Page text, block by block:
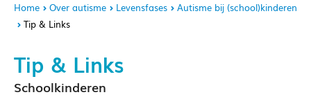
Home Over autisme Levensfases
Autisme bij (school)kinderen
Tip & Links
Tip & Links
Schoolkinderen